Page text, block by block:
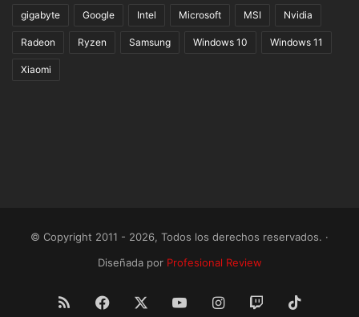
gigabyte Google Intel Microsoft MSI Nvidia
Radeon Ryzen Samsung Windows 10 Windows 11
Xiaomi
© Copyright 2011 - 2026, Todos los derechos reservados. ·
Diseñada por Profesional Review
RSS Facebook YouTubeInstagram
Twitch